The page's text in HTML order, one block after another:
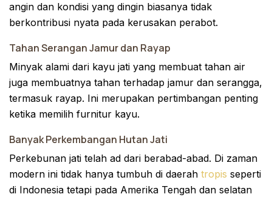
angin dan kondisi yang dingin biasanya tidak
berkontribusi nyata pada kerusakan perabot.
Tahan Serangan Jamur dan Rayap
Minyak alami dari kayu jati yang membuat tahan air
juga membuatnya tahan terhadap jamur dan serangga,
termasuk rayap. Ini merupakan pertimbangan penting
ketika memilih furnitur kayu.
Banyak Perkembangan Hutan Jati
Perkebunan jati telah ad dari berabad-abad. Di zaman
modern ini tidak hanya tumbuh di daerah tropis seperti
di Indonesia tetapi pada Amerika Tengah dan selatan